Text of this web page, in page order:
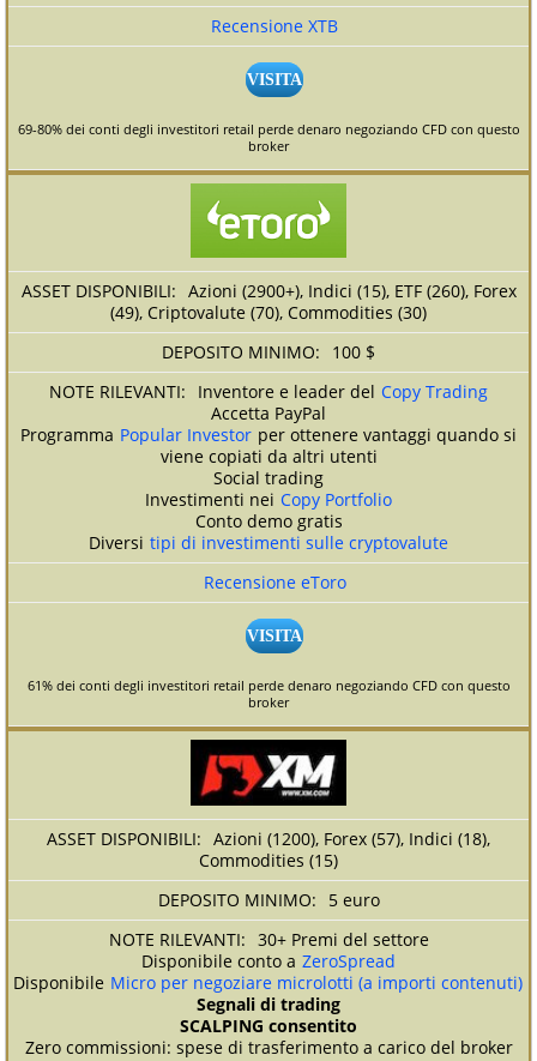
Recensione XTB
VISITA
69-80% dei conti degli investitori retail perde denaro negoziando CFD con questo
broker
Azioni (2900+), Indici (15), ETF (260), Forex
(49), Criptovalute (70), Commodities (30)
100 $
Inventore e leader del Copy Trading
Accetta PayPal
Programma Popular Investor per ottenere vantaggi quando si
viene copiati da altri utenti
Social trading
Investimenti nei Copy Portfolio
Conto demo gratis
Diversi tipi di investimenti sulle cryptovalute
Recensione eToro
VISITA
61% dei conti degli investitori retail perde denaro negoziando CFD con questo
broker
Azioni (1200), Forex (57), Indici (18),
Commodities (15)
5 euro
30+ Premi del settore
Disponibile conto a ZeroSpread
Disponibile Micro per negoziare microlotti (a importi contenuti)
Segnali di trading
SCALPING consentito
Zero commissioni: spese di trasferimento a carico del broker